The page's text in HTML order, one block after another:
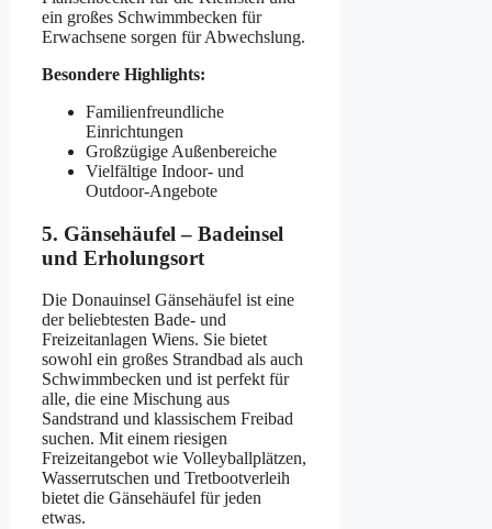
ein großes Schwimmbecken für
Erwachsene sorgen für Abwechslung.
Besondere Highlights:
Familienfreundliche
Einrichtungen
Großzügige Außenbereiche
Vielfältige Indoor- und
Outdoor-Angebote
5. Gänsehäufel – Badeinsel
und Erholungsort
Die Donauinsel Gänsehäufel ist eine
der beliebtesten Bade- und
Freizeitanlagen Wiens. Sie bietet
sowohl ein großes Strandbad als auch
Schwimmbecken und ist perfekt für
alle, die eine Mischung aus
Sandstrand und klassischem Freibad
suchen. Mit einem riesigen
Freizeitangebot wie Volleyballplätzen,
Wasserrutschen und Tretbootverleih
bietet die Gänsehäufel für jeden
etwas.